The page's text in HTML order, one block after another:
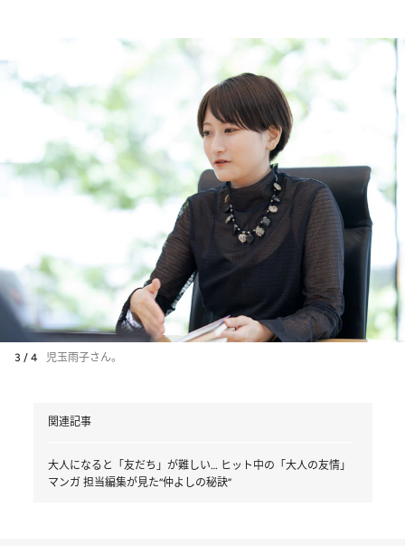
3 / 4 児玉雨子さん。
関連記事
大人になると「友だち」が難しい… ヒット中の「大人の友情」
マンガ 担当編集が見た“仲よしの秘訣”